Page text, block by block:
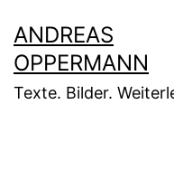
Inhalt
springen
ANDREAS
OPPERMANN
Texte. Bilder.